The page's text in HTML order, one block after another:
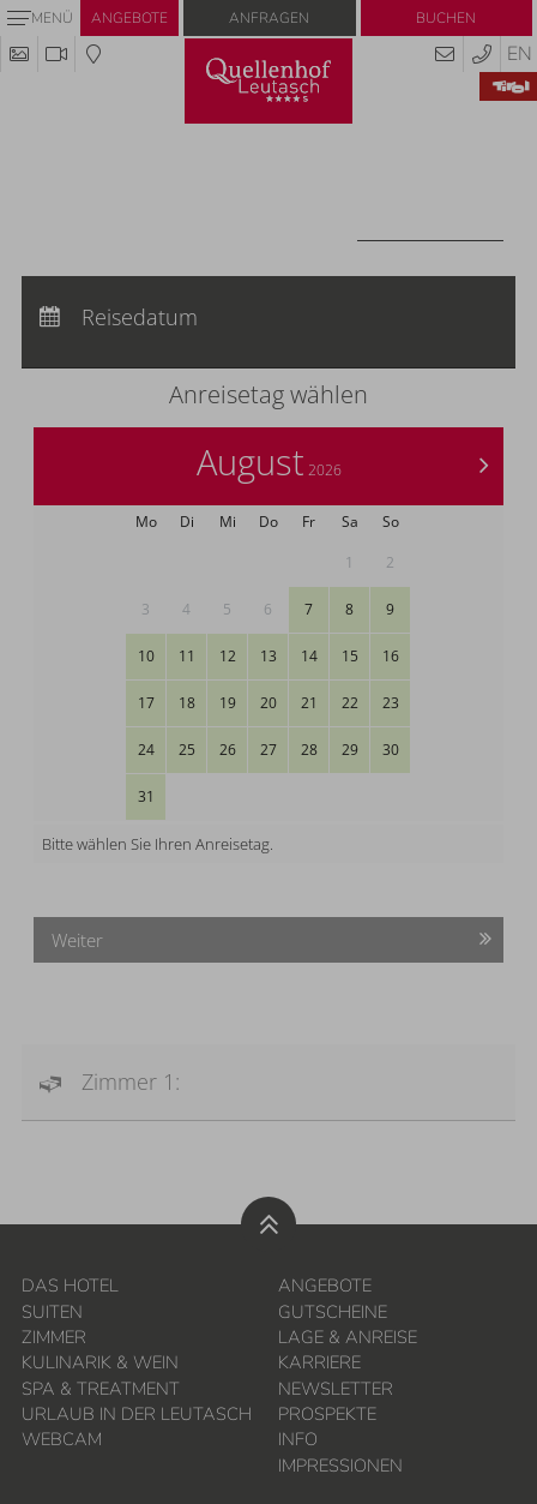
MENÜ ANGEBOTE Buchen
Anfragen
EN
Abreise:keine Auswahl
Reisedatum
Anreisetag wählen
>
August 2026
Mo Di Mi Do Fr Sa
So
1
2
3 4 5 6 7 8 9
10 11 12 13 14 15 16
17 18 19 20 21 22 23
24 25 26 27 28 29 30
31
Bitte wählen Sie Ihren Anreisetag.
Weiter
Zimmer 1:
DAS HOTEL
SUITEN
ZIMMER
KULINARIK & WEIN
SPA & TREATMENT
URLAUB IN DER LEUTASCH
WEBCAM
ANGEBOTE
GUTSCHEINE
LAGE & ANREISE
KARRIERE
NEWSLETTER
PROSPEKTE
INFO
IMPRESSIONEN